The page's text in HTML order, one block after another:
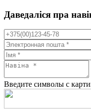
Даведаліся пра
Введите символы с